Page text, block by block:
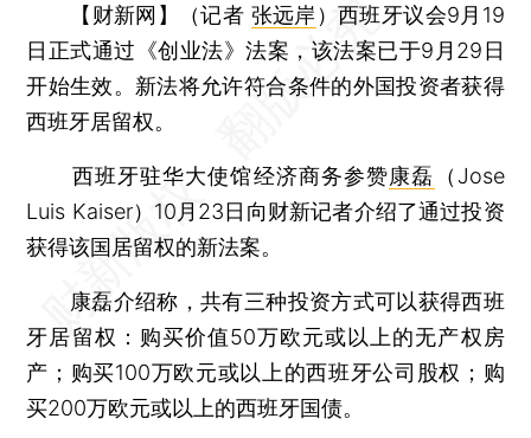
【财新网】（记者 张远岸 ）西班牙议会9月19
日正式通过《创业法》法案，该法案已于9月29日
开始生效。新法将允许符合条件的外国投资者获得
西班牙居留权。
西班牙驻华大使馆经济商务参赞康磊 （Jose
Luis Kaiser）10月23日向财新记者介绍了通过投资
获得该国居留权的新法案。
康磊介绍称，共有三种投资方式可以获得西班
牙居留权：购买价值50万欧元或以上的无产权房
产；购买100万欧元或以上的西班牙公司股权；购
买200万欧元或以上的西班牙国债。